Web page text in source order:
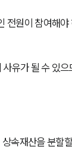
원이 참여해
유가 될 수 있
속재산을 분할